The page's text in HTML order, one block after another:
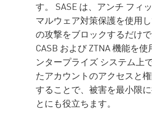
す。 SASE は、アンチ フィ
マルウェア対策保護を使用
の攻撃をブロックするだけで
CASB および ZTNA 機能を
ンタープライズ システム上
たアカウントのアクセスと
することで、被害を最小限
とにも役立ちます。